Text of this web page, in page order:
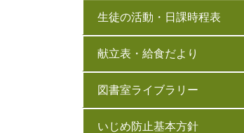
生徒の活動・日課時程表
献立表・給食だより
図書室ライブラリー
いじめ防止基本方針